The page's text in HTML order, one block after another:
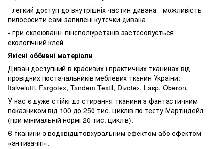
- легкий доступ до внутрішніх частин дивана - можливість
пилососити самі запилені куточки дивана
- при склеюванні пінополіуретанів застосовується
екологічний клей
Якісні оббивні матеріали
Диван доступний в красивих і практичних тканинах від
провідних постачальників меблевих тканин України:
Italvelutti, Fargotex, Tandem Textil, Divotex, Lasp, Oberon.
У нас є дуже стійкі до стирання тканини з фантастичним
показником від 100 до 250 тис. циклів по тесту Мартіндейл
(при мінімальній нормі 20 тис. циклів).
Є тканини з водовідштовхувальним ефектом або ефектом
«антизачіп».